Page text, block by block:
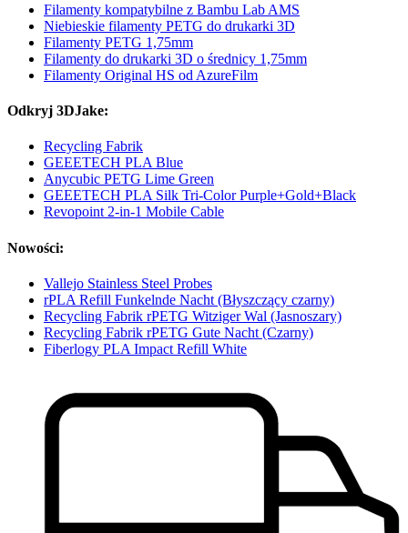
Filamenty kompatybilne z Bambu Lab AMS
Niebieskie filamenty PETG do drukarki 3D
Filamenty PETG 1,75mm
Filamenty do drukarki 3D o średnicy 1,75mm
Filamenty Original HS od AzureFilm
Odkryj 3DJake:
Recycling Fabrik
GEEETECH PLA Blue
Anycubic PETG Lime Green
GEEETECH PLA Silk Tri-Color Purple+Gold+Black
Revopoint 2-in-1 Mobile Cable
Nowości:
Vallejo Stainless Steel Probes
rPLA Refill Funkelnde Nacht (Błyszczący czarny)
Recycling Fabrik rPETG Witziger Wal (Jasnoszary)
Recycling Fabrik rPETG Gute Nacht (Czarny)
Fiberlogy PLA Impact Refill White